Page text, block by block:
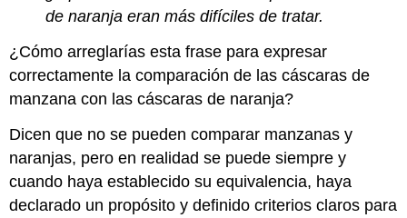
de naranja eran más difíciles de tratar.
¿Cómo arreglarías esta frase para expresar
correctamente la comparación de las cáscaras de
manzana con las cáscaras de naranja?
Dicen que no se pueden comparar manzanas y
naranjas, pero en realidad se puede siempre y
cuando haya establecido su equivalencia, haya
declarado un propósito y definido criterios claros para